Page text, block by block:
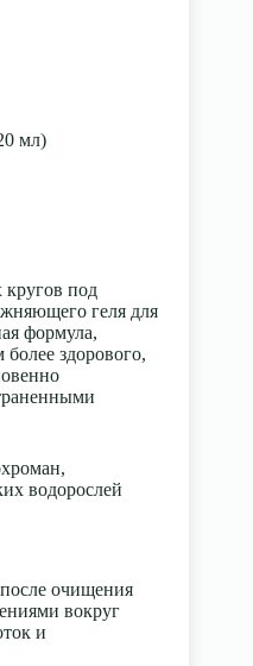
мл)
кругов под
геля для
формула,
более здорового,
водорослей
после очищения
вокруг
и